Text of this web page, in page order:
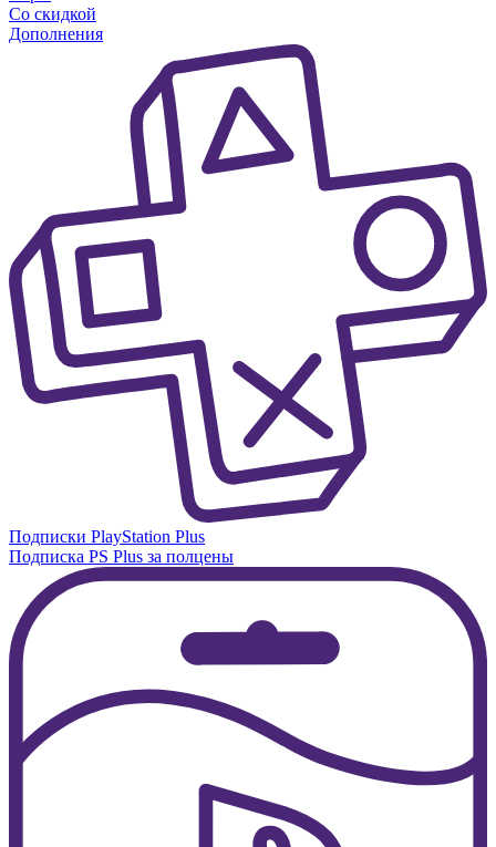
Со скидкой
Дополнения
Подписки PlayStation Plus
Подписка PS Plus за полцены